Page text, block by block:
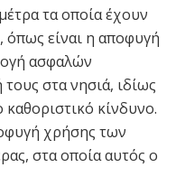
τα οποία έχουν
όπως είναι η αποφυγή
ασφαλών
στα νησιά, ιδίως
κίνδυνο.
χρήσης των
στα οποία αυτός ο